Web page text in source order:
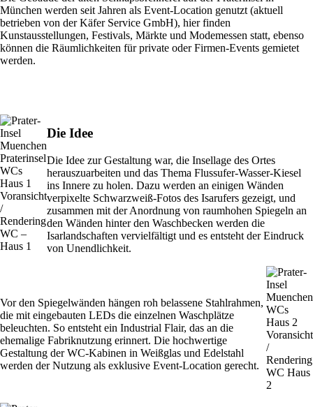
München werden seit Jahren als Event-Location genutzt (aktuell
betrieben von der Käfer Service GmbH), hier finden
Kunstausstellungen, Festivals, Märkte und Modemessen statt, ebenso
können die Räumlichkeiten für private oder Firmen-Events gemietet
werden.
Voransicht
/
Rendering
WC –
Haus 1
Die Idee
Die Idee zur Gestaltung war, die Insellage des Ortes
herauszuarbeiten und das Thema Flussufer-Wasser-Kiesel
ins Innere zu holen. Dazu werden an einigen Wänden
verpixelte Schwarzweiß-Fotos des Isarufers gezeigt, und
zusammen mit der Anordnung von raumhohen Spiegeln an
den Wänden hinter den Waschbecken werden die
Isarlandschaften vervielfältigt und es entsteht der Eindruck
von Unendlichkeit.
Vor den Spiegelwänden hängen roh belassene Stahlrahmen,
die mit eingebauten LEDs die einzelnen Waschplätze
beleuchten. So entsteht ein Industrial Flair, das an die
ehemalige Fabriknutzung erinnert. Die hochwertige
Gestaltung der WC-Kabinen in Weißglas und Edelstahl
werden der Nutzung als exklusive Event-Location gerecht.
Voransicht
/
Rendering
WC Haus
2